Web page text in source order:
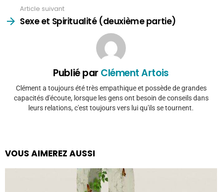
Article suivant
Sexe et Spiritualité (deuxième partie)
Publié par Clément Artois
Clément a toujours été très empathique et possède de grandes
capacités d'écoute, lorsque les gens ont besoin de conseils dans
leurs relations, c'est toujours vers lui qu'ils se tournent.
VOUS AIMEREZ AUSSI